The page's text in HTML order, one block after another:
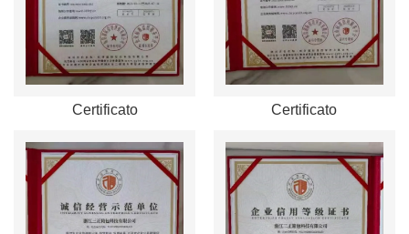
Certificato Certificato